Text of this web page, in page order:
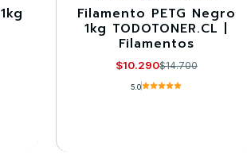
-30%
Filamento PETG Negro
1kg TODOTONER.CL |
Filamentos
$10.290$14.700
5.0